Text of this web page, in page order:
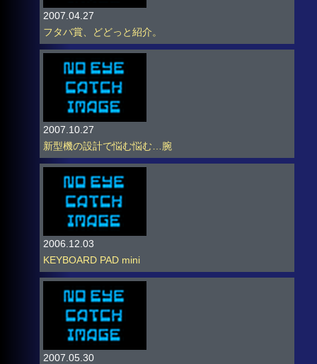
2007.04.27
フタバ賞、どどっと紹介。
2007.10.27
新型機の設計で悩む悩む…腕
2006.12.03
KEYBOARD PAD mini
2007.05.30